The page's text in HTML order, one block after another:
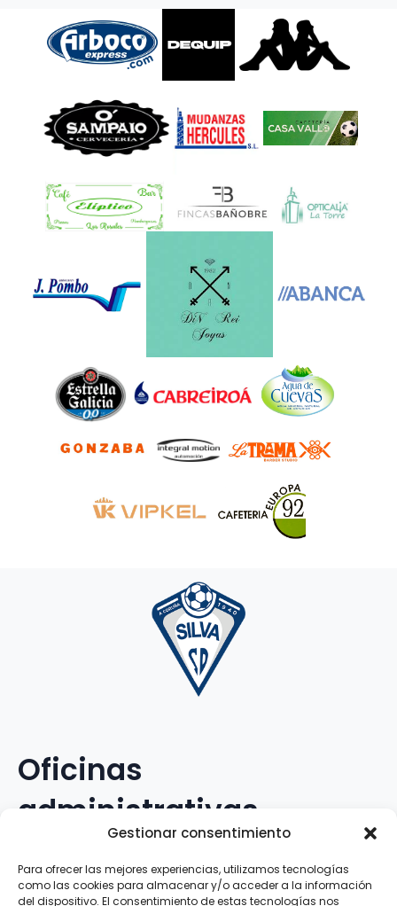
Gestionar consentimiento
Para ofrecer las mejores experiencias, utilizamos tecnologías
como las cookies para almacenar y/o acceder a la información
del dispositivo. El consentimiento de estas tecnologías nos
Oficinas
administrativas
Avenida Galileo Galilei, 12
15.008 · A Coruña · España